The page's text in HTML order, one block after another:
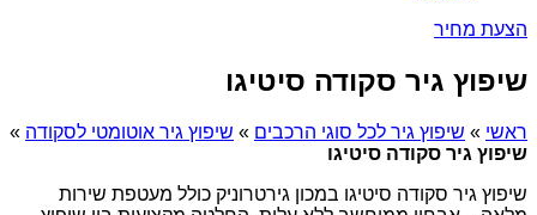
הצעת מחיר
שיפוץ גיר סקודה סיטיגו
ראשי » שיפוץ גיר לכל סוגי הרכבים » שיפוץ גיר אוטומטי לסקודה »
שיפוץ גיר סקודה סיטיגו
שיפוץ גיר סקודה סיטיגו במכון גירטרוניק כולל מעטפת שירות